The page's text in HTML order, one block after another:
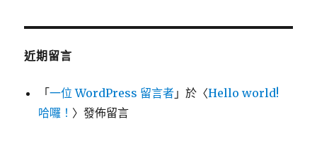
近期留言
「一位 WordPress 留言者 」於〈Hello world!
哈囉！ 〉發佈留言